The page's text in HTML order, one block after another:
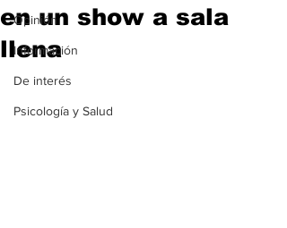
Opinión
Información
De interés
Psicología y Salud
en un show a sala
llena